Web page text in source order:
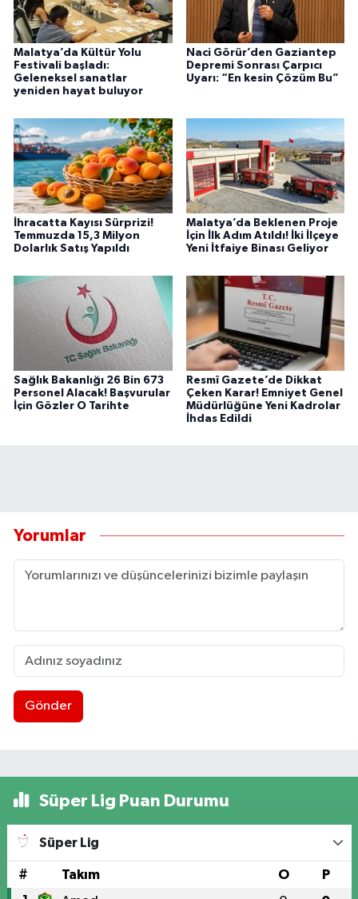
Malatya’da Kültür Yolu
Festivali başladı:
Geleneksel sanatlar
yeniden hayat buluyor
Naci Görür’den Gaziantep
Depremi Sonrası Çarpıcı
Uyarı: “En kesin Çözüm Bu”
İhracatta Kayısı Sürprizi!
Temmuzda 15,3 Milyon
Dolarlık Satış Yapıldı
Malatya’da Beklenen Proje
İçin İlk Adım Atıldı! İki İlçeye
Yeni İtfaiye Binası Geliyor
Sağlık Bakanlığı 26 Bin 673
Personel Alacak! Başvurular
İçin Gözler O Tarihte
Resmî Gazete’de Dikkat
Çeken Karar! Emniyet Genel
Müdürlüğüne Yeni Kadrolar
İhdas Edildi
Yorumlar
Gönder
Süper Lig Puan Durumu
Süper Lig
# Takım O P